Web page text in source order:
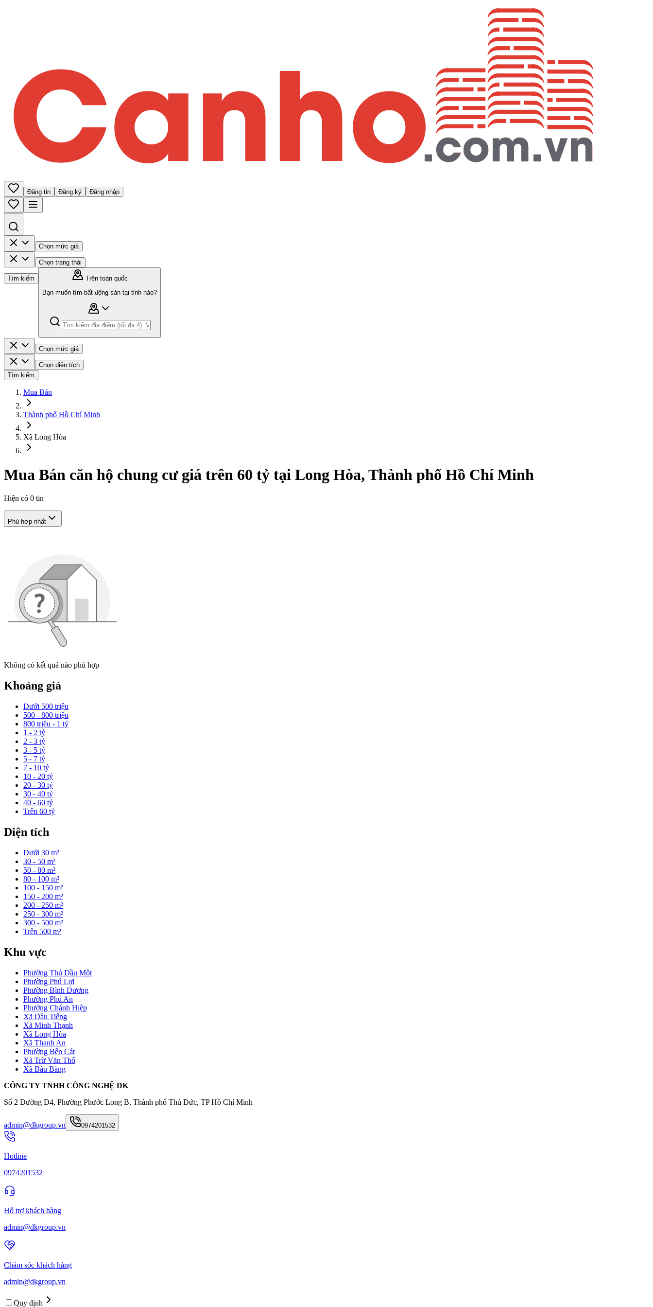
Đăng tin Đăng ký Đăng nhập
Chọn mức giá
Chọn trạng thái
Tìm kiếm
Trên toàn quốc
Bạn muốn tìm bất động sản tại tỉnh nào?
Chọn mức giá
Chọn diện tích
Tìm kiếm
Mua Bán
Thành phố Hồ Chí Minh
Xã Long Hòa
Mua Bán căn hộ chung cư giá trên 60 tỷ tại Long Hòa, Thành phố Hồ Chí Minh
Hiện có 0 tin
Phù hợp nhất
Không có kết quả nào phù hợp
Khoảng giá
Dưới 500 triệu
500 - 800 triệu
800 triệu - 1 tỷ
1 - 2 tỷ
2 - 3 tỷ
3 - 5 tỷ
5 - 7 tỷ
7 - 10 tỷ
10 - 20 tỷ
20 - 30 tỷ
30 - 40 tỷ
40 - 60 tỷ
Trên 60 tỷ
Diện tích
Dưới 30 m²
30 - 50 m²
50 - 80 m²
80 - 100 m²
100 - 150 m²
150 - 200 m²
200 - 250 m²
250 - 300 m²
300 - 500 m²
Trên 500 m²
Khu vực
Phường Thủ Dầu Một
Phường Phú Lợi
Phường Bình Dương
Phường Phú An
Phường Chánh Hiệp
Xã Dầu Tiếng
Xã Minh Thạnh
Xã Long Hòa
Xã Thanh An
Phường Bến Cát
Xã Trừ Văn Thố
Xã Bàu Bàng
CÔNG TY TNHH CÔNG NGHỆ DK
Số 2 Đường D4, Phường Phước Long B, Thành phố Thủ Đức, TP Hồ Chí Minh
admin@dkgroup.vn 0974201532
Hotline
0974201532
Hỗ trợ khách hàng
admin@dkgroup.vn
Chăm sóc khách hàng
admin@dkgroup.vn
Quy định